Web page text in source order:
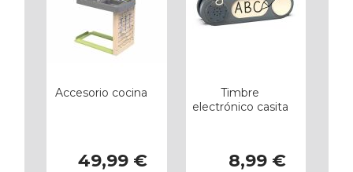
Accesorio cocina
49,99 €
Timbre
electrónico casita
8,99 €